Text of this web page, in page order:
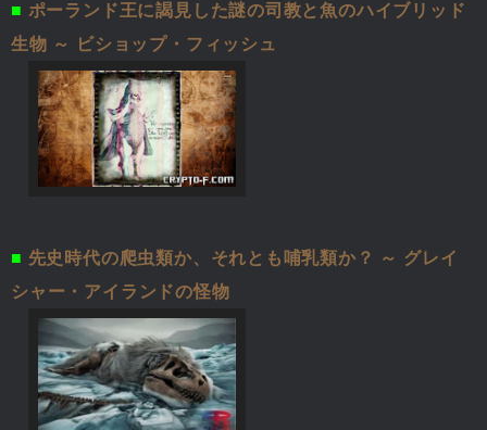
■ ポーランド王に謁見した謎の司教と魚のハイブリッド
生物 ～ ビショップ・フィッシュ
■ 先史時代の爬虫類か、それとも哺乳類か？ ～ グレイ
シャー・アイランドの怪物